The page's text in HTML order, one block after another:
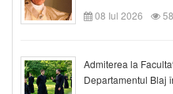
08 Iul 2026
Admiterea la
Departamentul Blaj